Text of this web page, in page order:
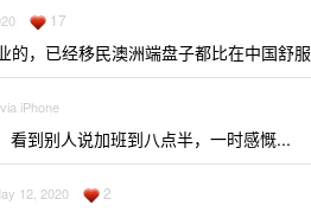
17
，已经移民澳洲端盘子都比在中国舒服
iPhone
看到别人说加班到八点半，一时感慨...
12, 2020 2